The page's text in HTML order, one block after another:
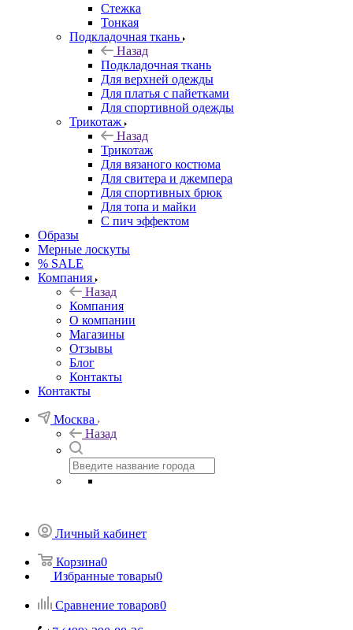
Стежка
Тонкая
Подкладочная ткань
Назад
Подкладочная ткань
Для верхней одежды
Для платья с пайетками
Для спортивной одежды
Трикотаж
Назад
Трикотаж
Для вязаного костюма
Для свитера и джемпера
Для спортивных брюк
Для топа и майки
С пич эффектом
Образы
Мерные лоскуты
% SALE
Компания
Назад
Компания
О компании
Магазины
Отзывы
Блог
Контакты
Контакты
Москва
Назад
Личный кабинет
Корзина0
Избранные товары0
Сравнение товаров0